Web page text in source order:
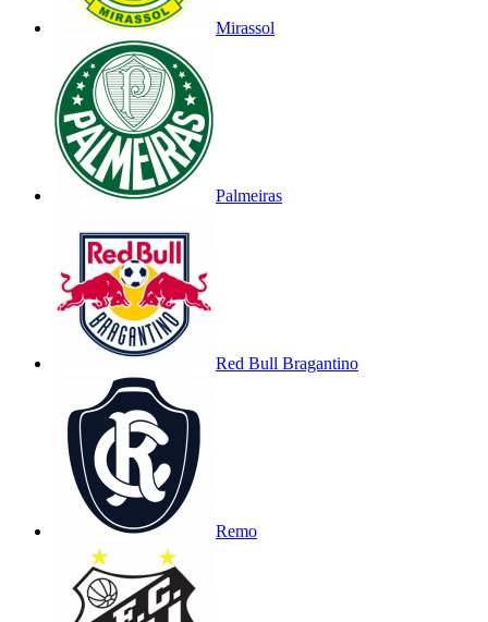
Mirassol
Palmeiras
Red Bull Bragantino
Remo